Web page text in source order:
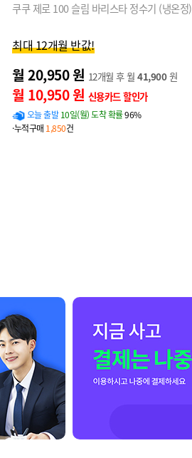
쿠쿠 제로 100 슬림 바리스타 정수기 (냉온정)
최대 12개월 반값!
월 20,950 원 12개월 후 월 41,900원
월 10,950 원 신용카드 할인가
오늘 출발 10일(월) 도착 확률96%
·누적구매 1,850건